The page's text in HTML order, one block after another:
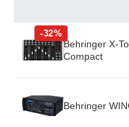
-32%
Behringer X-
Compact
Behringer